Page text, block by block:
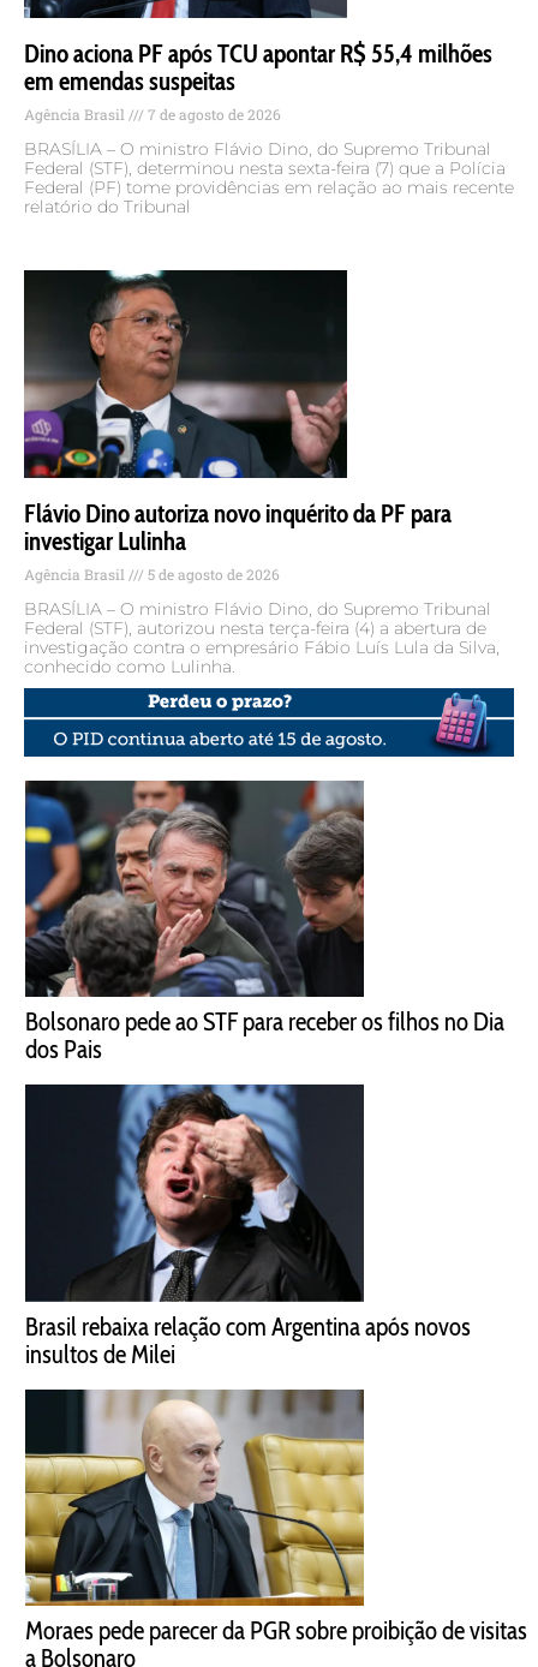
Dino aciona PF após TCU apontar R$ 55,4 milhões
em emendas suspeitas
Agência Brasil 7 de agosto de 2026
BRASÍLIA – O ministro Flávio Dino, do Supremo Tribunal
Federal (STF), determinou nesta sexta-feira (7) que a Polícia
Federal (PF) tome providências em relação ao mais recente
relatório do Tribunal
Flávio Dino autoriza novo inquérito da PF para
investigar Lulinha
Agência Brasil 5 de agosto de 2026
BRASÍLIA – O ministro Flávio Dino, do Supremo Tribunal
Federal (STF), autorizou nesta terça-feira (4) a abertura de
investigação contra o empresário Fábio Luís Lula da Silva,
conhecido como Lulinha.
Bolsonaro pede ao STF para receber os filhos no Dia
dos Pais
Brasil rebaixa relação com Argentina após novos
insultos de Milei
Moraes pede parecer da PGR sobre proibição de visitas
a Bolsonaro